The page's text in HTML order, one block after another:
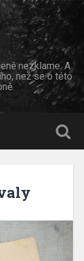
nezklame. A
než se o této